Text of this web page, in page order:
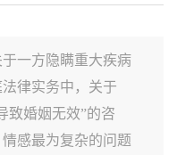
一方隐瞒重大疾病
律实务中，关于
致婚姻无效”的咨
感最为复杂的问题